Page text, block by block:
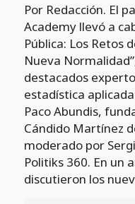
Por Redacción. El
Academy llevó a
Pública: Los Retos
Nueva
destacados
estadística
Paco Abundis,
Cándido Martínez
moderado por
Politiks 360. En un
discutieron los